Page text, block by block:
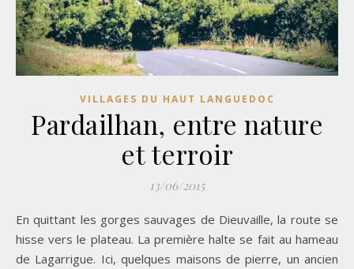
VILLAGES DU HAUT LANGUEDOC
Pardailhan, entre nature
et terroir
13/06/2015
En quittant les gorges sauvages de Dieuvaille, la route se
hisse vers le plateau. La première halte se fait au hameau
de Lagarrigue. Ici, quelques maisons de pierre, un ancien